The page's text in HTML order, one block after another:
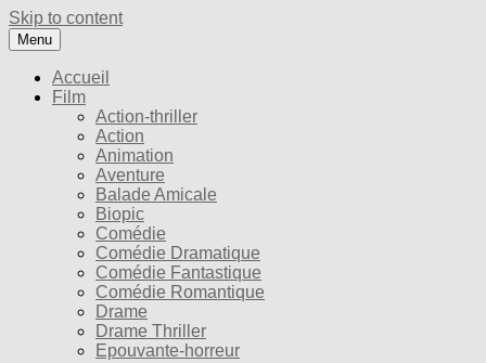
Skip to content
Menu
Accueil
Film
Action-thriller
Action
Animation
Aventure
Balade Amicale
Biopic
Comédie
Comédie Dramatique
Comédie Fantastique
Comédie Romantique
Drame
Drame Thriller
Epouvante-horreur